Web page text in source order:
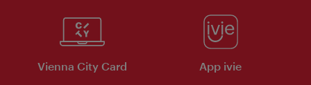
Vienna City Card App ivie